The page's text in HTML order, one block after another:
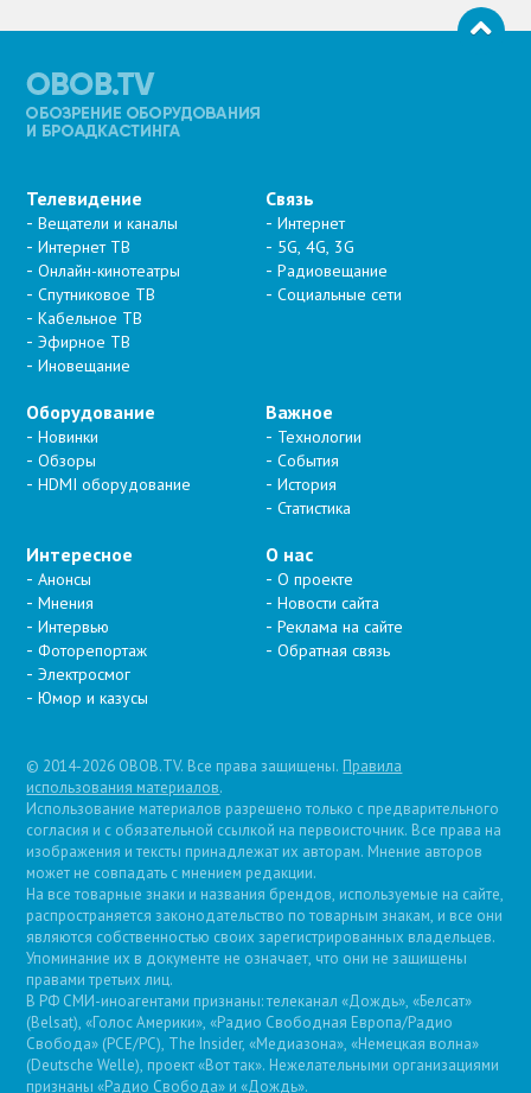
Телевидение
Вещатели и каналы
Интернет ТВ
Онлайн-кинотеатры
Спутниковое ТВ
Кабельное ТВ
Эфирное ТВ
Иновещание
Связь
Интернет
5G, 4G, 3G
Радиовещание
Социальные сети
Оборудование
Новинки
Обзоры
HDMI оборудование
Важное
Технологии
События
История
Статистика
Интересное
Анонсы
Мнения
Интервью
Фоторепортаж
Электросмог
Юмор и казусы
О нас
О проекте
Новости сайта
Реклама на сайте
Обратная связь
© 2014-2026 OBOB.TV. Все права защищены. Правила
использования материалов.
Использование материалов разрешено только с предварительного
согласия и с обязательной ссылкой на первоисточник. Все права на
изображения и тексты принадлежат их авторам. Мнение авторов
может не совпадать с мнением редакции.
На все товарные знаки и названия брендов, используемые на сайте,
распространяется законодательство по товарным знакам, и все они
являются собственностью своих зарегистрированных владельцев.
Упоминание их в документе не означает, что они не защищены
правами третьих лиц.
В РФ СМИ-иноагентами признаны: телеканал «Дождь», «Белсат»
(Belsat), «Голос Америки», «Радио Свободная Европа/Радио
Свобода» (PCE/PC), The Insider, «Медиазона», «Немецкая волна»
(Deutsche Welle), проект «Вот так». Нежелательными организациями
признаны «Радио Свобода» и «Дождь».